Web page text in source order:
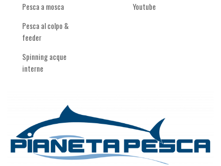
Pesca a mosca
Pesca al colpo &
feeder
Spinning acque
interne
Youtube